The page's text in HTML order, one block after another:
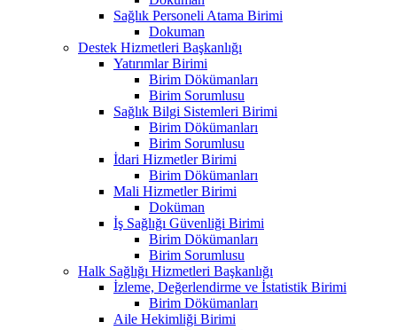
Sağlık Personeli Atama Birimi
Dokuman
Destek Hizmetleri Başkanlığı
Yatırımlar Birimi
Birim Dökümanları
Birim Sorumlusu
Sağlık Bilgi Sistemleri Birimi
Birim Dökümanları
Birim Sorumlusu
İdari Hizmetler Birimi
Birim Dökümanları
Mali Hizmetler Birimi
Doküman
İş Sağlığı Güvenliği Birimi
Birim Dökümanları
Birim Sorumlusu
Halk Sağlığı Hizmetleri Başkanlığı
İzleme, Değerlendirme ve İstatistik Birimi
Birim Dökümanları
Aile Hekimliği Birimi